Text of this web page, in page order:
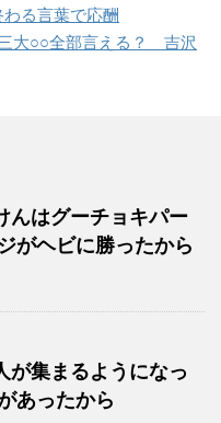
る言葉で応酬
大○○全部言える？ 吉沢
んはグーチョキパー
がヘビに勝ったから
が集まるようになっ
あったから